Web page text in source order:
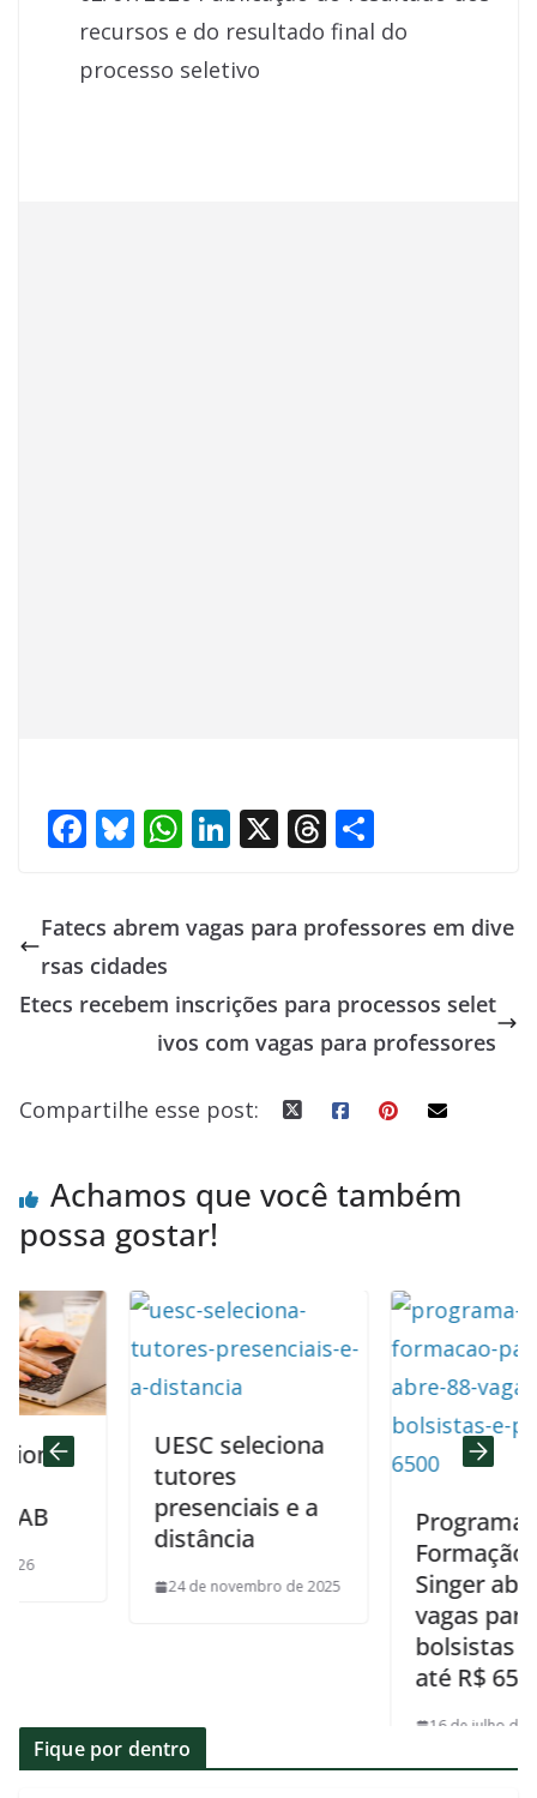
recursos e do resultado final do
processo seletivo
F
b
o
o
Bl
sk
y
W
s
p
p
Li
e
n
X T
re
a
s
e
Fatecs abrem vagas para professores em dive
rsas cidades
Etecs recebem inscrições para processos selet
ivos com vagas para professores
Compartilhe esse post:
Achamos que você também
possa gostar!
UESC seleciona
tutores
presenciais e a
distância
24 de novembro de 2025
Programa de
Formação Paul
Singer abre 88
vagas para
bolsistas e
até R$ 6500
16 de julho de 2026
Fique por dentro